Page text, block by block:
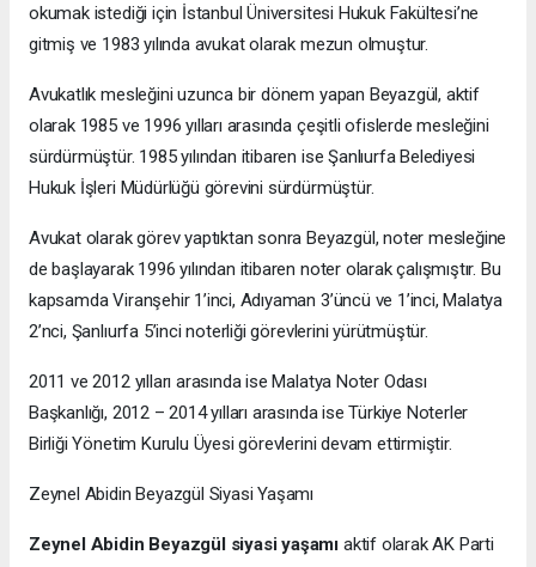
okumak istediği için İstanbul Üniversitesi Hukuk Fakültesi’ne
gitmiş ve 1983 yılında avukat olarak mezun olmuştur.
Avukatlık mesleğini uzunca bir dönem yapan Beyazgül, aktif
olarak 1985 ve 1996 yılları arasında çeşitli ofislerde mesleğini
sürdürmüştür. 1985 yılından itibaren ise Şanlıurfa Belediyesi
Hukuk İşleri Müdürlüğü görevini sürdürmüştür.
Avukat olarak görev yaptıktan sonra Beyazgül, noter mesleğine
de başlayarak 1996 yılından itibaren noter olarak çalışmıştır. Bu
kapsamda Viranşehir 1’inci, Adıyaman 3’üncü ve 1’inci, Malatya
2’nci, Şanlıurfa 5’inci noterliği görevlerini yürütmüştür.
2011 ve 2012 yılları arasında ise Malatya Noter Odası
Başkanlığı, 2012 – 2014 yılları arasında ise Türkiye Noterler
Birliği Yönetim Kurulu Üyesi görevlerini devam ettirmiştir.
Zeynel Abidin Beyazgül Siyasi Yaşamı
Zeynel Abidin Beyazgül siyasi yaşamı aktif olarak AK Parti